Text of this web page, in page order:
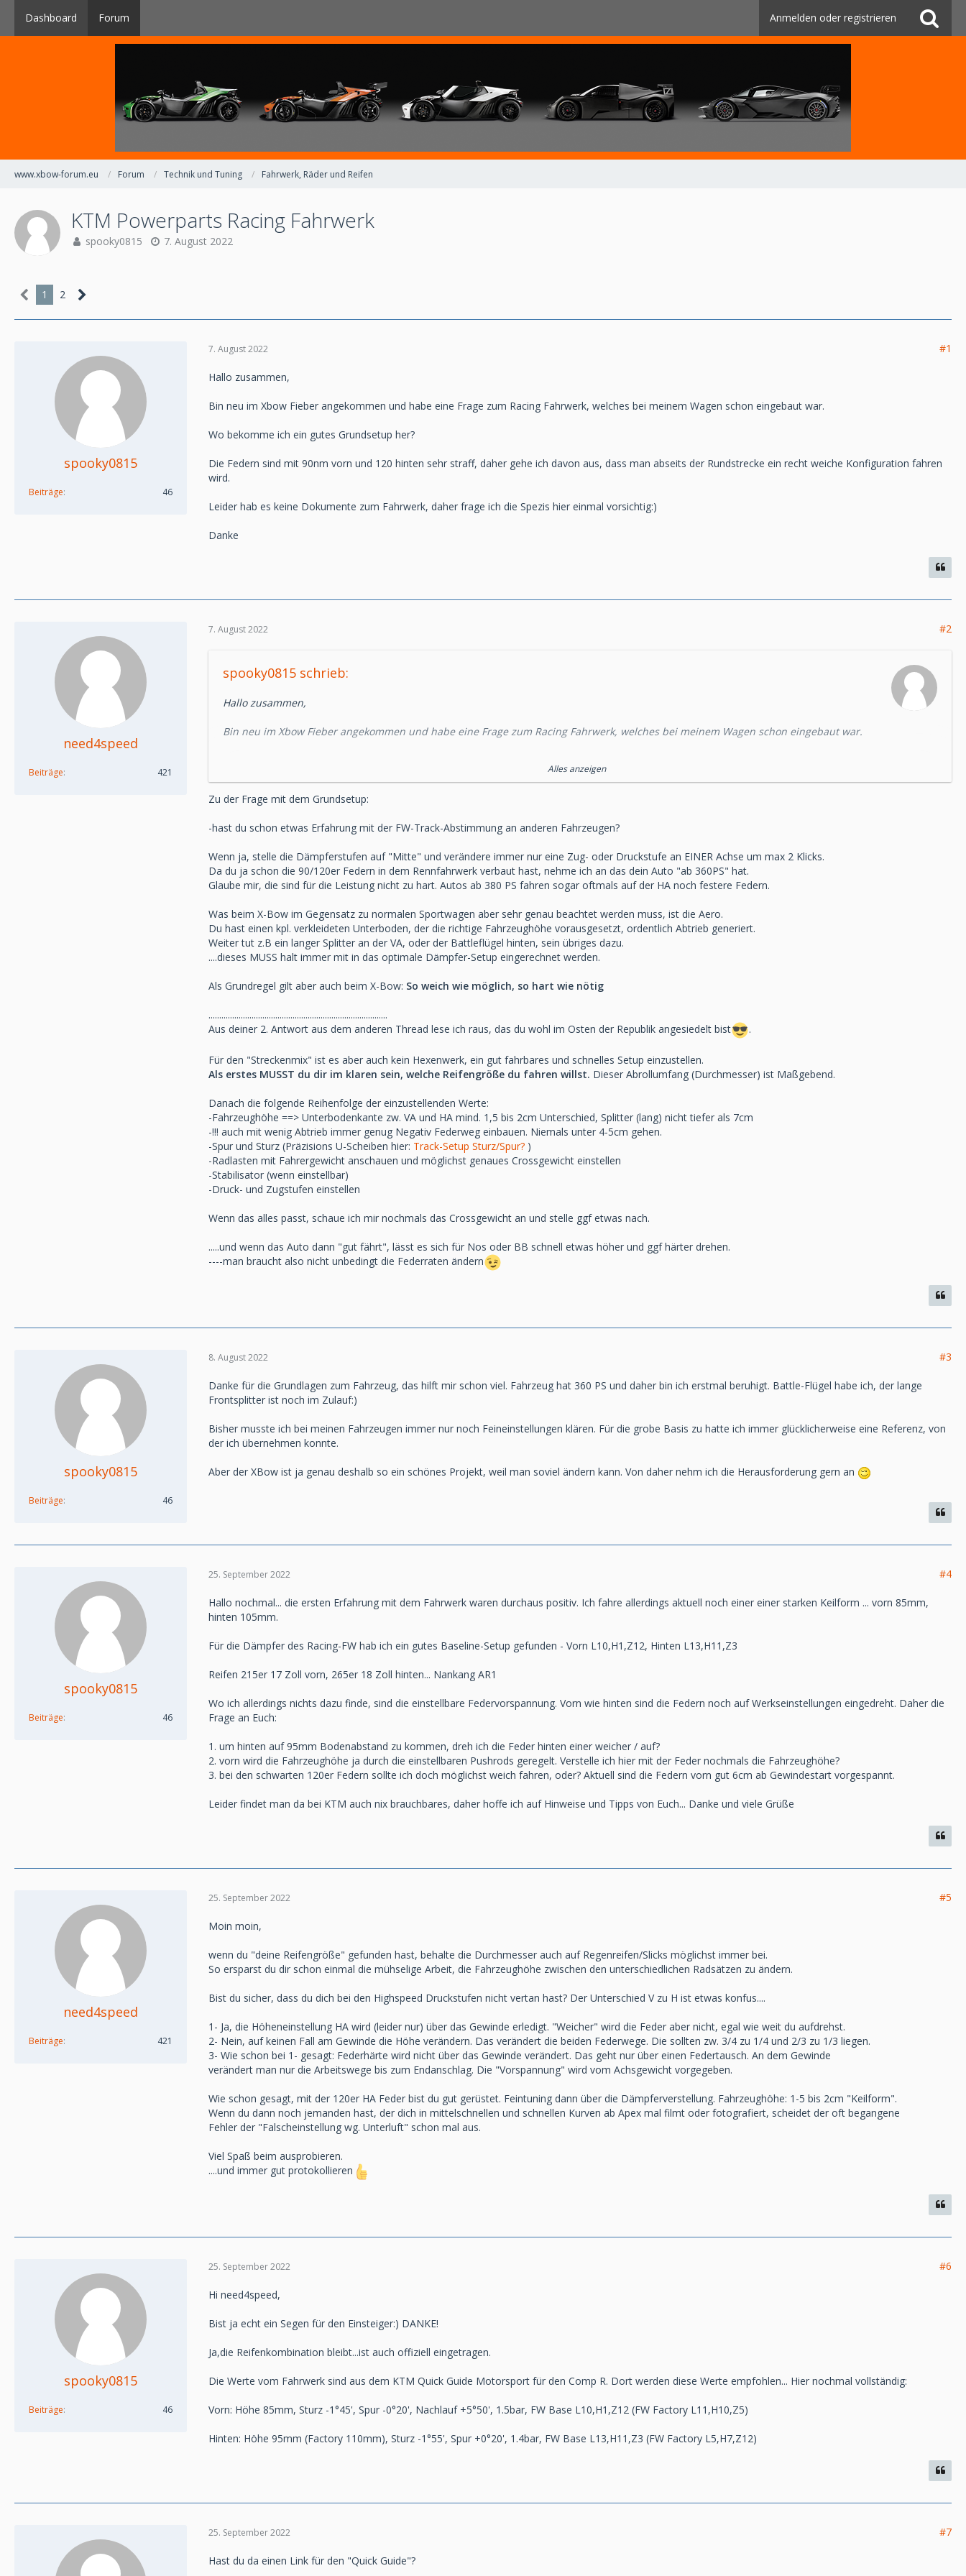
Dashboard Forum Anmelden oder registrieren
www.xbow-forum.eu Forum Technik und Tuning Fahrwerk, Räder und Reifen
KTM Powerparts Racing Fahrwerk
spooky0815 7. August 2022
1 2
spooky0815
Beiträge 46
7. August 2022 #1
Hallo zusammen,
Bin neu im Xbow Fieber angekommen und habe eine Frage zum Racing Fahrwerk, welches bei meinem Wagen schon eingebaut war.
Wo bekomme ich ein gutes Grundsetup her?
Die Federn sind mit 90nm vorn und 120 hinten sehr straff, daher gehe ich davon aus, dass man abseits der Rundstrecke ein recht weiche Konfiguration fahren
wird.
Leider hab es keine Dokumente zum Fahrwerk, daher frage ich die Spezis hier einmal vorsichtig:)
Danke
need4speed
Beiträge 421
7. August 2022 #2
spooky0815 schrieb:
Hallo zusammen,
Bin neu im Xbow Fieber angekommen und habe eine Frage zum Racing Fahrwerk, welches bei meinem Wagen schon eingebaut war.
weiche Konfiguration fahren wird.
Leider hab es keine Dokumente zum Fahrwerk, daher frage ich die Spezis hier einmal vorsichtig:)
Danke
...................................................................................................
Ich bin meist unterwegs:
-Lausitzring
-Bilster Berg
-Sachsenring
-Groß-Dölln
Alles anzeigen
Zu der Frage mit dem Grundsetup:
-hast du schon etwas Erfahrung mit der FW-Track-Abstimmung an anderen Fahrzeugen?
Wenn ja, stelle die Dämpferstufen auf "Mitte" und verändere immer nur eine Zug- oder Druckstufe an EINER Achse um max 2 Klicks.
Da du ja schon die 90/120er Federn in dem Rennfahrwerk verbaut hast, nehme ich an das dein Auto "ab 360PS" hat.
Glaube mir, die sind für die Leistung nicht zu hart. Autos ab 380 PS fahren sogar oftmals auf der HA noch festere Federn.
Was beim X-Bow im Gegensatz zu normalen Sportwagen aber sehr genau beachtet werden muss, ist die Aero.
Du hast einen kpl. verkleideten Unterboden, der die richtige Fahrzeughöhe vorausgesetzt, ordentlich Abtrieb generiert.
Weiter tut z.B ein langer Splitter an der VA, oder der Battleflügel hinten, sein übriges dazu.
....dieses MUSS halt immer mit in das optimale Dämpfer-Setup eingerechnet werden.
Als Grundregel gilt aber auch beim X-Bow: So weich wie möglich, so hart wie nötig
...................................................................................
Aus deiner 2. Antwort aus dem anderen Thread lese ich raus, das du wohl im Osten der Republik angesiedelt bist
.
Für den "Streckenmix" ist es aber auch kein Hexenwerk, ein gut fahrbares und schnelles Setup einzustellen.
Als erstes MUSST du dir im klaren sein, welche Reifengröße du fahren willst. Dieser Abrollumfang (Durchmesser) ist Maßgebend.
Danach die folgende Reihenfolge der einzustellenden Werte:
-Fahrzeughöhe ==> Unterbodenkante zw. VA und HA mind. 1,5 bis 2cm Unterschied, Splitter (lang) nicht tiefer als 7cm
-!!! auch mit wenig Abtrieb immer genug Negativ Federweg einbauen. Niemals unter 4-5cm gehen.
-Spur und Sturz (Präzisions U-Scheiben hier: Track-Setup Sturz/Spur? )
-Radlasten mit Fahrergewicht anschauen und möglichst genaues Crossgewicht einstellen
-Stabilisator (wenn einstellbar)
-Druck- und Zugstufen einstellen
Wenn das alles passt, schaue ich mir nochmals das Crossgewicht an und stelle ggf etwas nach.
.....und wenn das Auto dann "gut fährt", lässt es sich für Nos oder BB schnell etwas höher und ggf härter drehen.
----man braucht also nicht unbedingt die Federraten ändern
spooky0815
Beiträge 46
8. August 2022 #3
Danke für die Grundlagen zum Fahrzeug, das hilft mir schon viel. Fahrzeug hat 360 PS und daher bin ich erstmal beruhigt. Battle-Flügel habe ich, der lange
Frontsplitter ist noch im Zulauf:)
Bisher musste ich bei meinen Fahrzeugen immer nur noch Feineinstellungen klären. Für die grobe Basis zu hatte ich immer glücklicherweise eine Referenz, von
der ich übernehmen konnte.
Aber der XBow ist ja genau deshalb so ein schönes Projekt, weil man soviel ändern kann. Von daher nehm ich die Herausforderung gern an
spooky0815
Beiträge 46
25. September 2022 #4
Hallo nochmal... die ersten Erfahrung mit dem Fahrwerk waren durchaus positiv. Ich fahre allerdings aktuell noch einer einer starken Keilform ... vorn 85mm,
hinten 105mm.
Für die Dämpfer des Racing-FW hab ich ein gutes Baseline-Setup gefunden - Vorn L10,H1,Z12, Hinten L13,H11,Z3
Reifen 215er 17 Zoll vorn, 265er 18 Zoll hinten... Nankang AR1
Wo ich allerdings nichts dazu finde, sind die einstellbare Federvorspannung. Vorn wie hinten sind die Federn noch auf Werkseinstellungen eingedreht. Daher die
Frage an Euch:
1. um hinten auf 95mm Bodenabstand zu kommen, dreh ich die Feder hinten einer weicher / auf?
2. vorn wird die Fahrzeughöhe ja durch die einstellbaren Pushrods geregelt. Verstelle ich hier mit der Feder nochmals die Fahrzeughöhe?
3. bei den schwarten 120er Federn sollte ich doch möglichst weich fahren, oder? Aktuell sind die Federn vorn gut 6cm ab Gewindestart vorgespannt.
Leider findet man da bei KTM auch nix brauchbares, daher hoffe ich auf Hinweise und Tipps von Euch... Danke und viele Grüße
need4speed
Beiträge 421
25. September 2022 #5
Moin moin,
wenn du "deine Reifengröße" gefunden hast, behalte die Durchmesser auch auf Regenreifen/Slicks möglichst immer bei.
So ersparst du dir schon einmal die mühselige Arbeit, die Fahrzeughöhe zwischen den unterschiedlichen Radsätzen zu ändern.
Bist du sicher, dass du dich bei den Highspeed Druckstufen nicht vertan hast? Der Unterschied V zu H ist etwas konfus....
1- Ja, die Höheneinstellung HA wird (leider nur) über das Gewinde erledigt. "Weicher" wird die Feder aber nicht, egal wie weit du aufdrehst.
2- Nein, auf keinen Fall am Gewinde die Höhe verändern. Das verändert die beiden Federwege. Die sollten zw. 3/4 zu 1/4 und 2/3 zu 1/3 liegen.
3- Wie schon bei 1- gesagt: Federhärte wird nicht über das Gewinde verändert. Das geht nur über einen Federtausch. An dem Gewinde
verändert man nur die Arbeitswege bis zum Endanschlag. Die "Vorspannung" wird vom Achsgewicht vorgegeben.
Wie schon gesagt, mit der 120er HA Feder bist du gut gerüstet. Feintuning dann über die Dämpferverstellung. Fahrzeughöhe: 1-5 bis 2cm "Keilform".
Wenn du dann noch jemanden hast, der dich in mittelschnellen und schnellen Kurven ab Apex mal filmt oder fotografiert, scheidet der oft begangene
Fehler der "Falscheinstellung wg. Unterluft" schon mal aus.
Viel Spaß beim ausprobieren.
....und immer gut protokollieren
spooky0815
Beiträge 46
25. September 2022 #6
Hi need4speed,
Bist ja echt ein Segen für den Einsteiger:) DANKE!
Ja,die Reifenkombination bleibt...ist auch offiziell eingetragen.
Die Werte vom Fahrwerk sind aus dem KTM Quick Guide Motorsport für den Comp R. Dort werden diese Werte empfohlen... Hier nochmal vollständig:
Vorn: Höhe 85mm, Sturz -1°45', Spur -0°20', Nachlauf +5°50', 1.5bar, FW Base L10,H1,Z12 (FW Factory L11,H10,Z5)
Hinten: Höhe 95mm (Factory 110mm), Sturz -1°55', Spur +0°20', 1.4bar, FW Base L13,H11,Z3 (FW Factory L5,H7,Z12)
25. September 2022 #7
Hast du da einen Link für den "Quick Guide"?